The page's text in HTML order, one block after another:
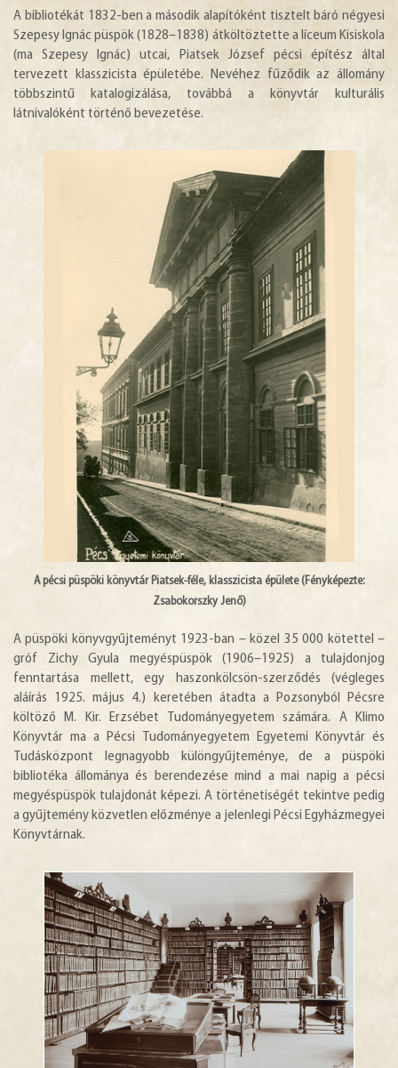
A bibliotékát 1832-ben a második alapítóként tisztelt báró négyesi
Szepesy Ignác püspök (1828–1838) átköltöztette a líceum Kisiskola
(ma Szepesy Ignác) utcai, Piatsek József pécsi építész által
tervezett klasszicista épületébe. Nevéhez fűződik az állomány
többszintű katalogizálása, továbbá a könyvtár kulturális
látnivalóként történő bevezetése.
A pécsi püspöki könyvtár Piatsek-féle, klasszicista épülete (Fényképezte:
Zsabokorszky Jenő)
A püspöki könyvgyűjteményt 1923-ban – közel 35 000 kötettel –
gróf Zichy Gyula megyéspüspök (1906–1925) a tulajdonjog
fenntartása mellett, egy haszonkölcsön-szerződés (végleges
aláírás 1925. május 4.) keretében átadta a Pozsonyból Pécsre
költöző M. Kir. Erzsébet Tudományegyetem számára. A Klimo
Könyvtár ma a Pécsi Tudományegyetem Egyetemi Könyvtár és
Tudásközpont legnagyobb különgyűjteménye, de a püspöki
bibliotéka állománya és berendezése mind a mai napig a pécsi
megyéspüspök tulajdonát képezi. A történetiségét tekintve pedig
a gyűjtemény közvetlen előzménye a jelenlegi Pécsi Egyházmegyei
Könyvtárnak.